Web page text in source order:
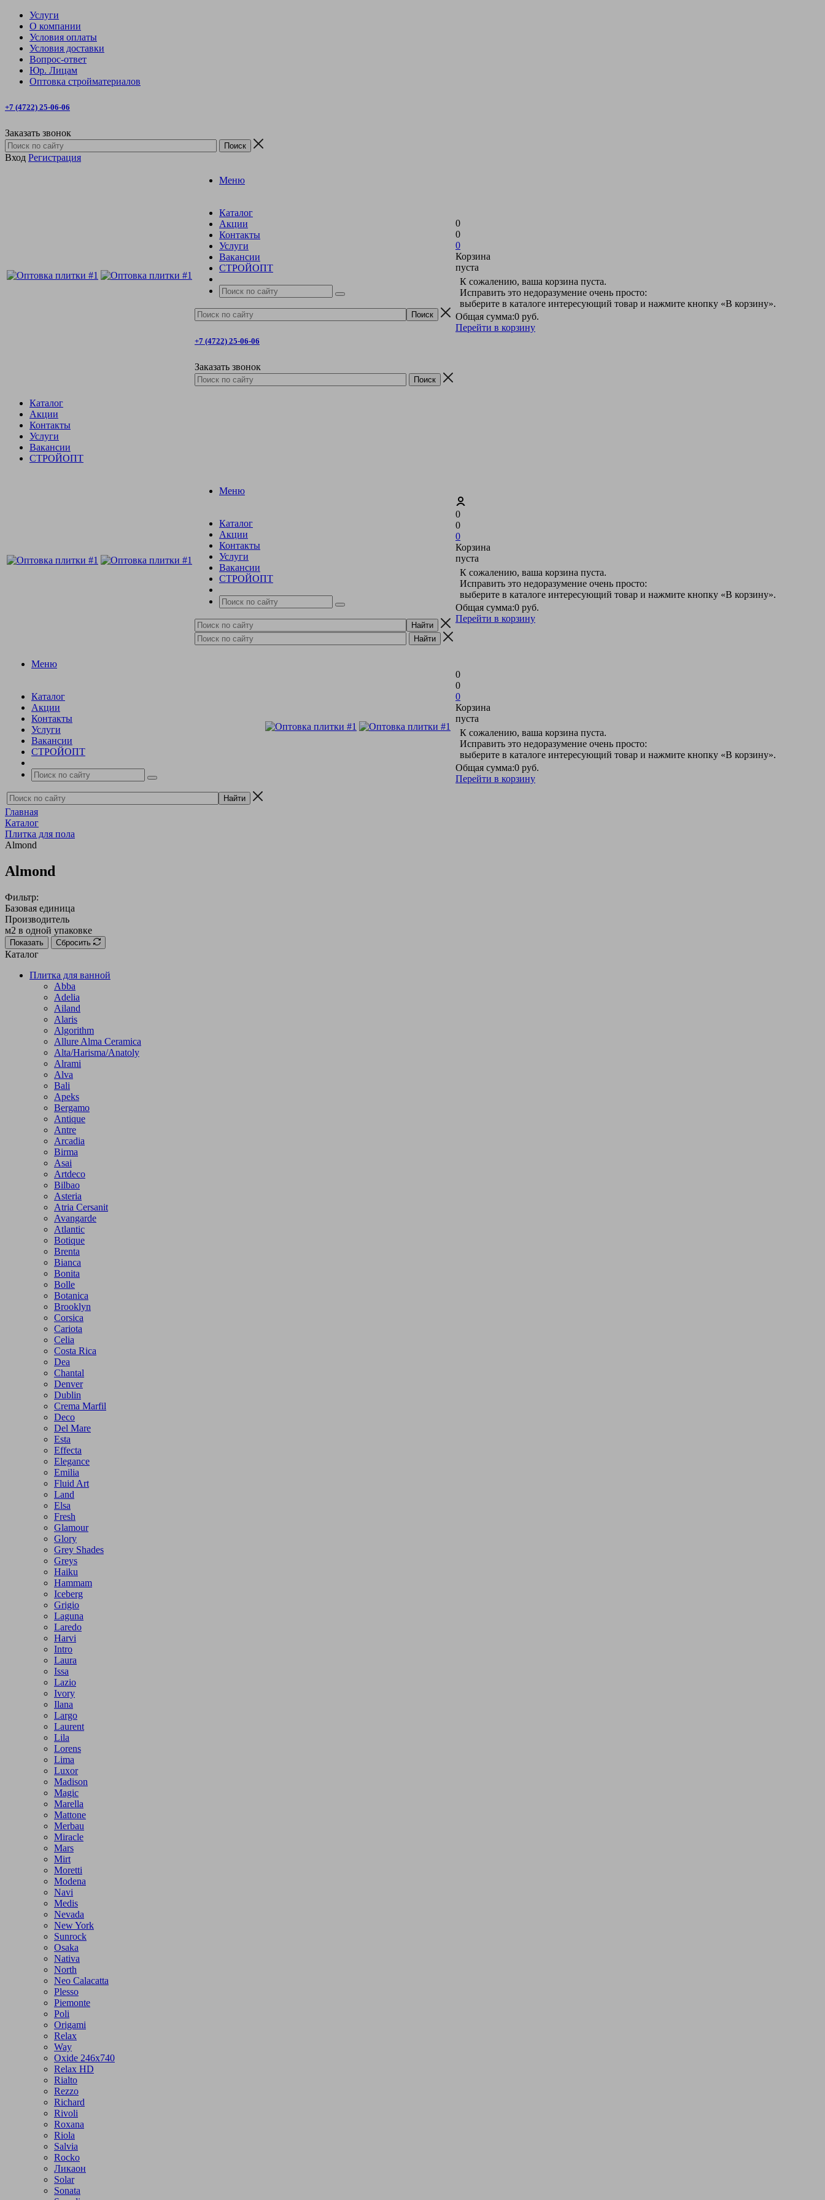
Услуги
О компании
Условия оплаты
Условия доставки
Вопрос-ответ
Юр. Лицам
Оптовка стройматериалов
+7 (4722) 25-06-06
Заказать звонок
Вход Регистрация
Меню
Каталог
Акции
Контакты
Услуги
Вакансии
СТРОЙОПТ
+7 (4722) 25-06-06
Заказать звонок
0
0
0
Корзина
пуста
К сожалению, ваша корзина пуста.
Исправить это недоразумение очень просто:
выберите в каталоге интересующий товар и нажмите кнопку «В корзину».
Общая сумма:0 руб.
Перейти в корзину
Каталог
Акции
Контакты
Услуги
Вакансии
СТРОЙОПТ
Меню
Каталог
Акции
Контакты
Услуги
Вакансии
СТРОЙОПТ
0
0
0
Корзина
пуста
К сожалению, ваша корзина пуста.
Исправить это недоразумение очень просто:
выберите в каталоге интересующий товар и нажмите кнопку «В корзину».
Общая сумма:0 руб.
Перейти в корзину
Меню
Каталог
Акции
Контакты
Услуги
Вакансии
СТРОЙОПТ
0
0
0
Корзина
пуста
К сожалению, ваша корзина пуста.
Исправить это недоразумение очень просто:
выберите в каталоге интересующий товар и нажмите кнопку «В корзину».
Общая сумма:0 руб.
Перейти в корзину
Главная
Каталог
Плитка для пола
Almond
Almond
Фильтр:
Базовая единица
Производитель
м2 в одной упаковке
Показать Сбросить
Каталог
Плитка для ванной
Abba
Adelia
Ailand
Alaris
Algorithm
Allure Alma Ceramica
Alta/Harisma/Anatoly
Alrami
Alva
Bali
Apeks
Bergamo
Antique
Antre
Arcadia
Birma
Asai
Artdeco
Bilbao
Asteria
Atria Cersanit
Avangarde
Atlantic
Botique
Brenta
Bianca
Bonita
Bolle
Botanica
Brooklyn
Corsica
Cariota
Celia
Costa Rica
Dea
Chantal
Denver
Dublin
Crema Marfil
Deco
Del Mare
Esta
Effecta
Elegance
Emilia
Fluid Art
Land
Elsa
Fresh
Glamour
Glory
Grey Shades
Greys
Haiku
Hammam
Iceberg
Grigio
Laguna
Laredo
Harvi
Intro
Laura
Issa
Lazio
Ivory
Ilana
Largo
Laurent
Lila
Lorens
Lima
Luxor
Madison
Magic
Marella
Mattone
Merbau
Miracle
Mars
Mirt
Moretti
Modena
Navi
Medis
Nevada
New York
Sunrock
Osaka
Nativa
North
Neo Calacatta
Plesso
Piemonte
Poli
Origami
Relax
Way
Oxide 246x740
Relax HD
Rialto
Rezzo
Richard
Rivoli
Roxana
Riola
Salvia
Rocko
Ликаон
Solar
Sonata